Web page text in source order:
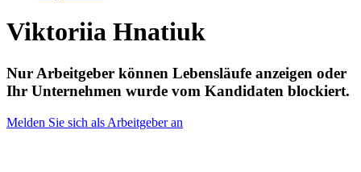
Viktoriia Hnatiuk
Nur Arbeitgeber können Lebensläufe anzeigen oder
Ihr Unternehmen wurde vom Kandidaten blockiert.
Melden Sie sich als Arbeitgeber an